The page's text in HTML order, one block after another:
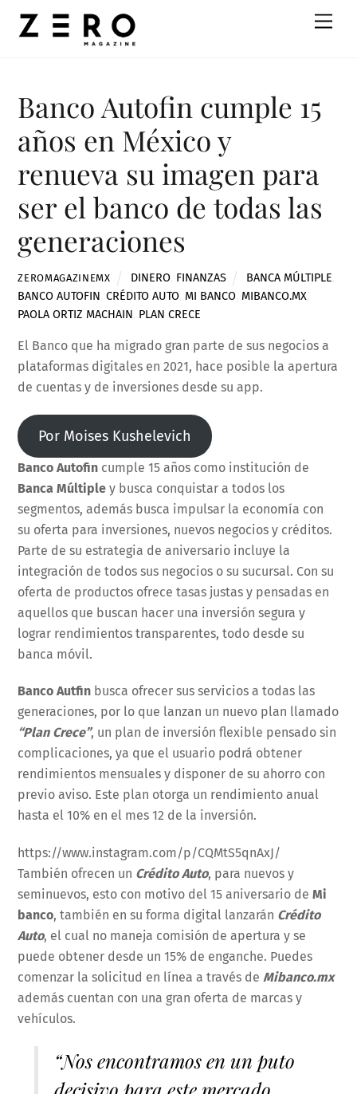
Banco Autofin cumple 15
años en México y
renueva su imagen para
ser el banco de todas las
generaciones
ZEROMAGAZINEMX DINERO, FINANZAS BANCA MÚLTIPLE
BANCO AUTOFIN ,CRÉDITO AUTO MI BANCO MIBANCO.MX
PAOLA ORTIZ MACHAIN PLAN CRECE
El Banco que ha migrado gran parte de sus negocios a
plataformas digitales en 2021, hace posible la apertura
de cuentas y de inversiones desde su app.
Por Moises Kushelevich
Banco Autofin cumple 15 años como institución de
Banca Múltiple y busca conquistar a todos los
segmentos, además busca impulsar la economía con
su oferta para inversiones, nuevos negocios y créditos.
Parte de su estrategia de aniversario incluye la
integración de todos sus negocios o su sucursal. Con su
oferta de productos ofrece tasas justas y pensadas en
aquellos que buscan hacer una inversión segura y
lograr rendimientos transparentes, todo desde su
banca móvil.
Banco Autfin busca ofrecer sus servicios a todas las
generaciones, por lo que lanzan un nuevo plan llamado
“Plan Crece”, un plan de inversión flexible pensado sin
complicaciones, ya que el usuario podrá obtener
rendimientos mensuales y disponer de su ahorro con
previo aviso. Este plan otorga un rendimiento anual
hasta el 10% en el mes 12 de la inversión.
https://www.instagram.com/p/CQMtS5qnAxJ/
También ofrecen un Crédito Auto, para nuevos y
seminuevos, esto con motivo del 15 aniversario deMi
banco, también en su forma digital lanzarán Crédito
Auto, el cual no maneja comisión de apertura y se
puede obtener desde un 15% de enganche. Puedes
comenzar la solicitud en línea a través deMibanco.mx
además cuentan con una gran oferta de marcas y
vehículos.
“Nos encontramos en un puto